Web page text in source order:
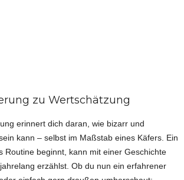
zu Wertschätzung
erinnert dich daran, wie bizarr und
kann – selbst im Maßstab eines Käfers. Ein
Routine beginnt, kann mit einer Geschichte
erzählst. Ob du nun ein erfahrener